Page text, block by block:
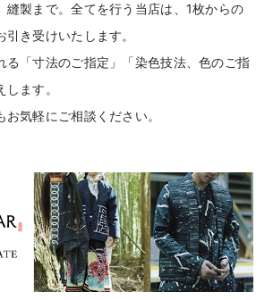
縫製まで。全てを行う当店は、1枚からの
き受けいたします。
る「寸法のご指定」「染色技法、色のご指
ます。
気軽にご相談ください。